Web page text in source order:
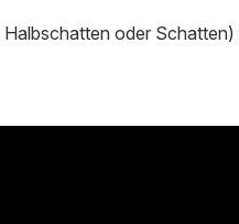
oder Schatten)